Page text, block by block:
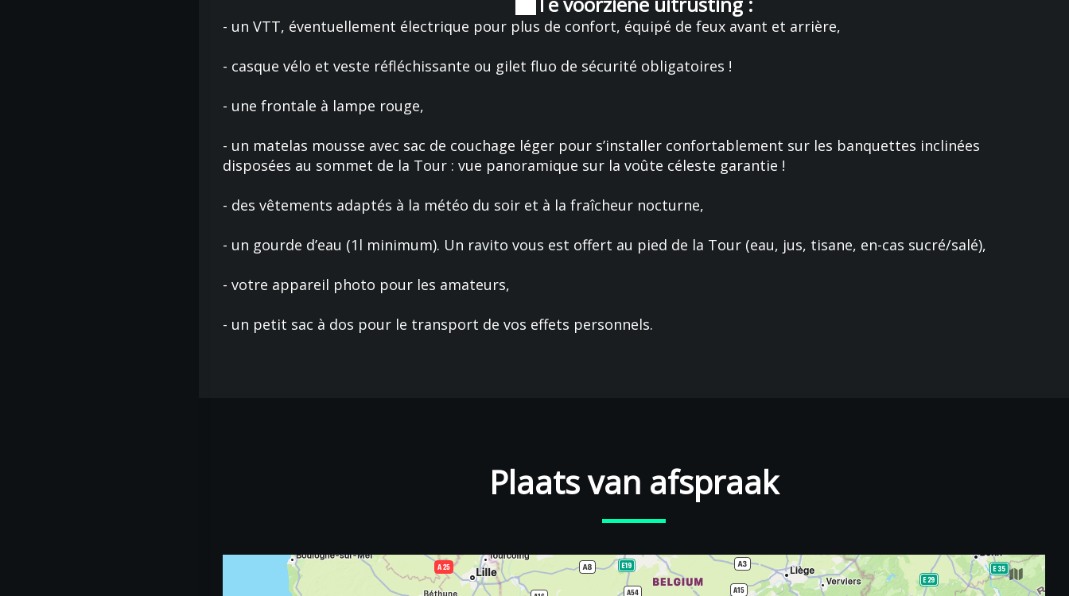
- un VTT, éventuellement électrique pour plus de confort, équipé de feux avant et arrière,
- casque vélo et veste réfléchissante ou gilet fluo de sécurité obligatoires !
- une frontale à lampe rouge,
- un matelas mousse avec sac de couchage léger pour s’installer confortablement sur les banquettes inclinées
disposées au sommet de la Tour : vue panoramique sur la voûte céleste garantie !
- des vêtements adaptés à la météo du soir et à la fraîcheur nocturne,
- un gourde d’eau (1l minimum). Un ravito vous est offert au pied de la Tour (eau, jus, tisane, en-cas sucré/salé),
- votre appareil photo pour les amateurs,
- un petit sac à dos pour le transport de vos effets personnels.
Plaats van afspraak